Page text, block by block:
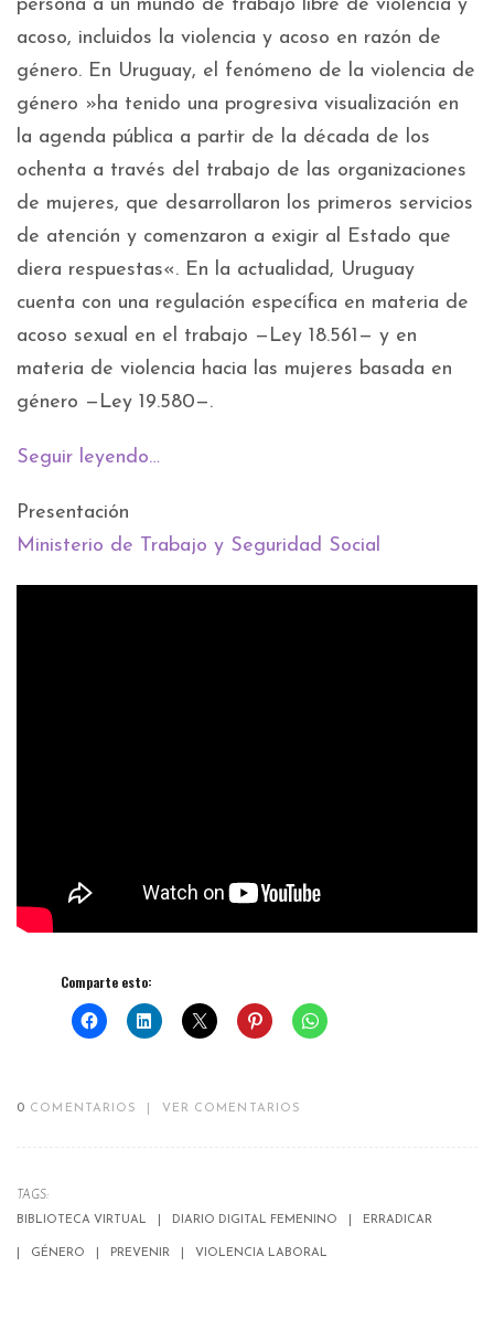
persona a un mundo de trabajo libre de violencia y
acoso, incluidos la violencia y acoso en razón de
género. En Uruguay, el fenómeno de la violencia de
género »ha tenido una progresiva visualización en
la agenda pública a partir de la década de los
ochenta a través del trabajo de las organizaciones
de mujeres, que desarrollaron los primeros servicios
de atención y comenzaron a exigir al Estado que
diera respuestas«. En la actualidad, Uruguay
cuenta con una regulación específica en materia de
acoso sexual en el trabajo —Ley 18.561— y en
materia de violencia hacia las mujeres basada en
género —Ley 19.580—.
Seguir leyendo…
Presentación
Ministerio de Trabajo y Seguridad Social
Comparte esto:
0 COMENTARIOS VER COMENTARIOS
TAGS:
BIBLIOTECA VIRTUAL
DIARIO DIGITAL FEMENINO ERRADICAR
GÉNERO PREVENIR VIOLENCIA LABORAL